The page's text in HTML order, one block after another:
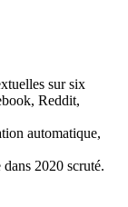
sur six
Reddit,
automatique,
2020 scruté.